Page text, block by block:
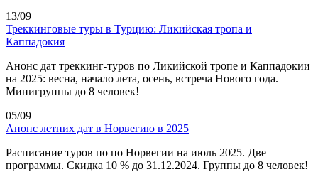
13/09
Треккинговые туры в Турцию: Ликийская тропа и
Каппадокия
Анонс дат треккинг-туров по Ликийской тропе и Каппадокии
на 2025: весна, начало лета, осень, встреча Нового года.
Минигруппы до 8 человек!
05/09
Анонс летних дат в Норвегию в 2025
Расписание туров по по Норвегии на июль 2025. Две
программы. Скидка 10 % до 31.12.2024. Группы до 8 человек!